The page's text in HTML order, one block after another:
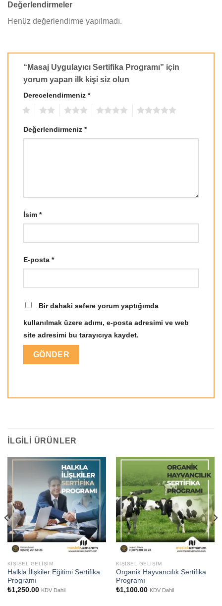
Değerlendirmeler
Henüz değerlendirme yapılmadı.
“Masaj Uygulayıcı Sertifika Programı” için
yorum yapan ilk kişi siz olun
Derecelendirmeniz *
Değerlendirmeniz *
İsim *
E-posta *
Bir dahaki sefere yorum yaptığımda
kullanılmak üzere adımı, e-posta adresimi ve web
site adresimi bu tarayıcıya kaydet.
İLGILI ÜRÜNLER
KIŞISEL GELIŞIM
Halkla İlişkiler Eğitimi Sertifika
Programı
₺1,250.00 KDV Dahil
KIŞISEL GELIŞIM
Organik Hayvancılık Sertifika
Programı
₺1,100.00 KDV Dahil